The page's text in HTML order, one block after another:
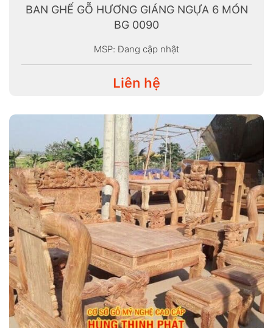
BAN GHẾ GỖ HƯƠNG GIÁNG NGỰA 6 MÓN
BG 0090
MSP: Đang cập nhật
Liên hệ